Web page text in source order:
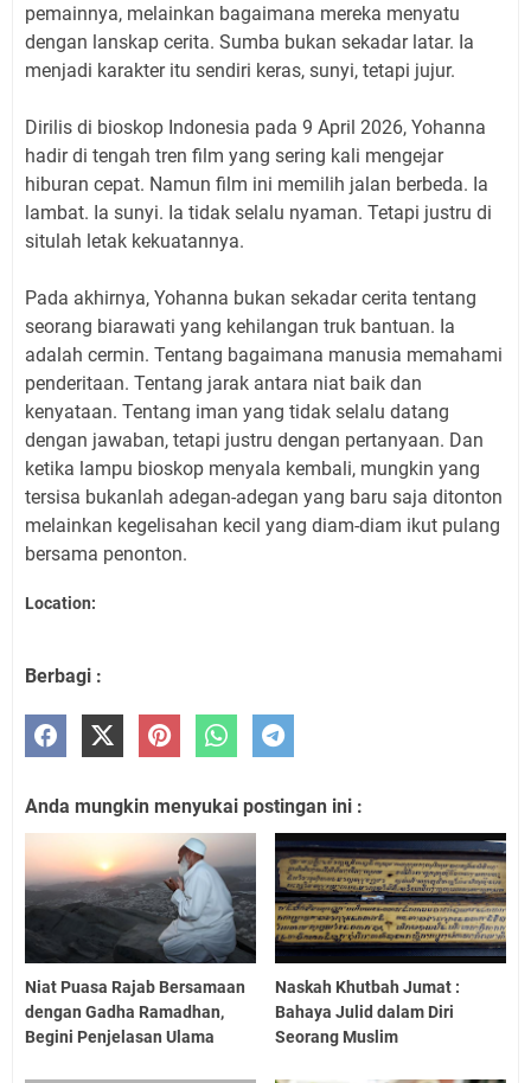
pemainnya, melainkan bagaimana mereka menyatu
dengan lanskap cerita. Sumba bukan sekadar latar. Ia
menjadi karakter itu sendiri keras, sunyi, tetapi jujur.
Dirilis di bioskop Indonesia pada 9 April 2026, Yohanna
hadir di tengah tren film yang sering kali mengejar
hiburan cepat. Namun film ini memilih jalan berbeda. Ia
lambat. Ia sunyi. Ia tidak selalu nyaman. Tetapi justru di
situlah letak kekuatannya.
Pada akhirnya, Yohanna bukan sekadar cerita tentang
seorang biarawati yang kehilangan truk bantuan. Ia
adalah cermin. Tentang bagaimana manusia memahami
penderitaan. Tentang jarak antara niat baik dan
kenyataan. Tentang iman yang tidak selalu datang
dengan jawaban, tetapi justru dengan pertanyaan. Dan
ketika lampu bioskop menyala kembali, mungkin yang
tersisa bukanlah adegan-adegan yang baru saja ditonton
melainkan kegelisahan kecil yang diam-diam ikut pulang
bersama penonton.
Location:
Berbagi :
Anda mungkin menyukai postingan ini :
Niat Puasa Rajab Bersamaan
dengan Gadha Ramadhan,
Begini Penjelasan Ulama
Naskah Khutbah Jumat :
Bahaya Julid dalam Diri
Seorang Muslim